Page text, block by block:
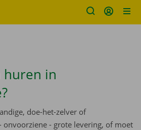
huren in
doe-het-zelver of
- grote levering, of moet